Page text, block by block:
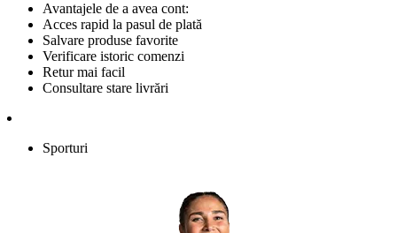
Avantajele de a avea cont:
Acces rapid la pasul de plată
Salvare produse favorite
Verificare istoric comenzi
Retur mai facil
Consultare stare livrări
Sporturi